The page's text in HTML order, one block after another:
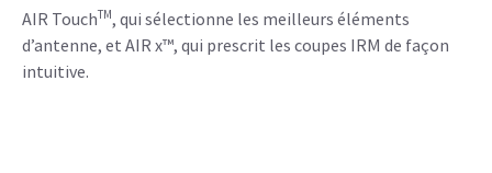
AIR TouchTM, qui sélectionne les meilleurs éléments
d’antenne, et AIR x™, qui prescrit les coupes IRM de façon
intuitive.